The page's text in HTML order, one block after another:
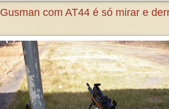
Gusman com AT44 é só mirar e